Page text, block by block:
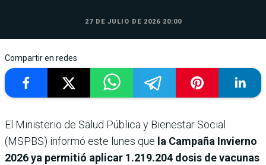
27 DE JULIO DE 2026 20:00
Compartir en redes
El Ministerio de Salud Pública y Bienestar Social
(MSPBS) informó este lunes que la Campaña Invierno
2026 ya permitió aplicar 1.219.204 dosis de vacunas